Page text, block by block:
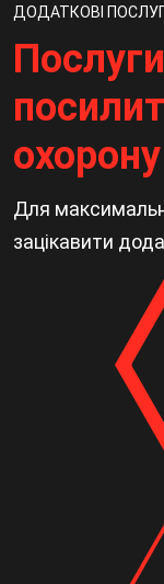
ДОДАТКОВІ
охорону
Для
зацікавити